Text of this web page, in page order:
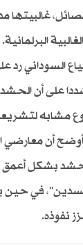
غالبيتها
البرلمانية.
السوداني رد
على أن
مشابه
أن معارضي
بشكل أعمق
في
نفوذه.